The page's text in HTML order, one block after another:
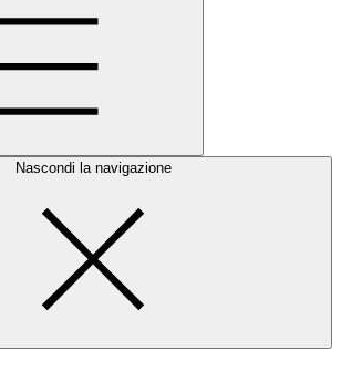
Nascondi la navigazione